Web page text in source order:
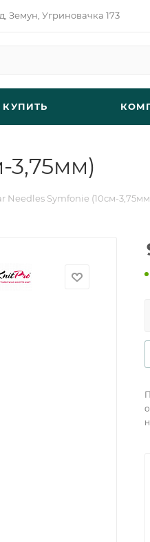
Земун, Угриновачка 173
КУПИТЬ
3,75мм)
Needles Symfonie (10см-